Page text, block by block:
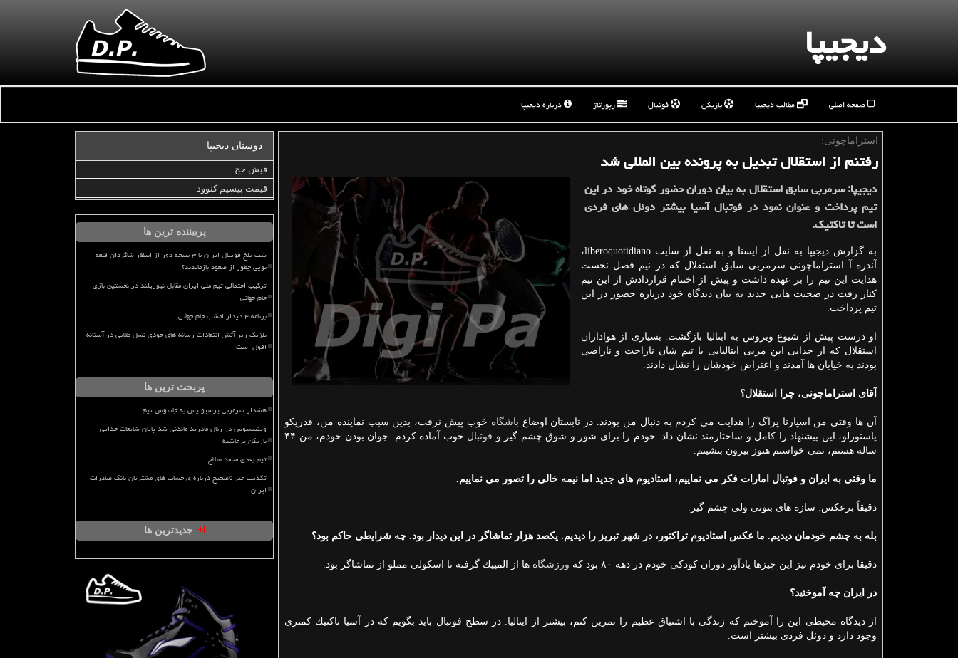
دیجیپا
صفحه اصلی مطالب دیجیپا بازیکن فوتبال رپورتاژ درباره دیجیپا
استراماچونی:
رفتنم از استقلال تبدیل به پرونده بین المللی شد
دیجیپا: سرمربی سابق استقلال به بیان دوران حضور كوتاه خود در این
تیم پرداخت و عنوان نمود در فوتبال آسیا بیشتر دوئل های فردی
است تا تاكتیك.
به گزارش دیجیپا به نقل از ایسنا و به نقل از سایت liberoquotidiano،
آندره آ استراماچونی سرمربی سابق استقلال كه در نیم فصل نخست
هدایت این تیم را بر عهده داشت و پیش از اختتام قراردادش از این تیم
كنار رفت در صحبت هایی جدید به بیان دیدگاه خود درباره حضور در این
تیم پرداخت.
او درست پیش از شیوع ویروس به ایتالیا بازگشت. بسیاری از هواداران
استقلال كه از جدایی این مربی ایتالیایی با تیم شان ناراحت و ناراضی
بودند به خیابان ها آمدند و اعتراض خودشان را نشان دادند.
آقای استراماچونی، چرا استقلال؟
آن ها وقتی من اسپارتا پراگ را هدایت می كردم به دنبال من بودند. در تابستان اوضاع باشگاه خوب پیش نرفت، بدین سبب نماینده من، فدریكو
پاستورلو، این پیشنهاد را كامل و ساختارمند نشان داد. خودم را برای شور و شوق چشم گیر و فوتبال
خوب آماده كردم. جوان بودن خودم، من ۴۴
ساله هستم، نمی خواستم هنوز بیرون بنشینم.
ما وقتی به ایران و فوتبال امارات فكر می نماییم، استادیوم های جدید اما نیمه خالی را تصور می نماییم.
دقیقاً برعكس: سازه های بتونی ولی چشم گیر.
بله به چشم خودمان دیدیم. ما عكس استادیوم تراكتور، در شهر تبریز را دیدیم. یكصد هزار تماشاگر در این دیدار بود. چه شرایطی حاكم بود؟
دقیقا برای خودم نیز این چیزها یادآور دوران كودكی خودم در دهه ۸۰ بود كه ورزشگاه ها از المپیك گرفته تا اسكولی مملو از تماشاگر بود.
در ایران چه آموختید؟
از دیدگاه محیطی این را آموختم كه زندگی با اشتیاق عظیم را تمرین كنم، بیشتر از ایتالیا. در سطح فوتبال باید بگویم كه در آسیا تاكتیك كمتری
وجود دارد و دوئل فردی بیشتر است.
دوستان دیجیپا
فیش حج
قیمت بیسیم کنوود
پربیننده ترین ها
شب تلخ فوتبال ایران با ۳ نتیجه دور از انتظار شاگردان قلعه
نویی چطور از صعود بازماندند؟
ترکیب احتمالی تیم ملی ایران مقابل نیوزیلند در نخستین بازی
جام جهانی
برنامه ۴ دیدار امشب جام جهانی
بلژیک زیر آتش انتقادات رسانه های خودی نسل طلایی در آستانه
افول است!
پربحث ترین ها
هشدار سرمربی پرسپولیس به جاسوس تیم
وینیسیوس در رئال مادرید ماندنی شد پایان شایعات جدایی
بازیکن پرحاشیه
تیم بعدی محمد صلاح
تکذیب خبر ناصحیح درباره ی حساب های مشتریان بانک صادرات
ایران
جدیدترین ها